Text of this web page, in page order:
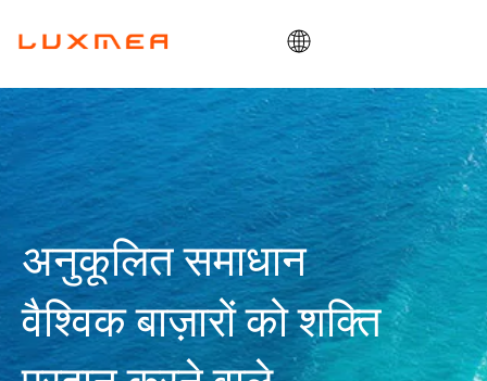
कंपनी
कार्गोबाइक
उपयोगिता
ओडीएम/ओईएम
ब्लॉग
संपर्क
अनुकूलित समाधान
वैश्विक बाज़ारों को शक्ति